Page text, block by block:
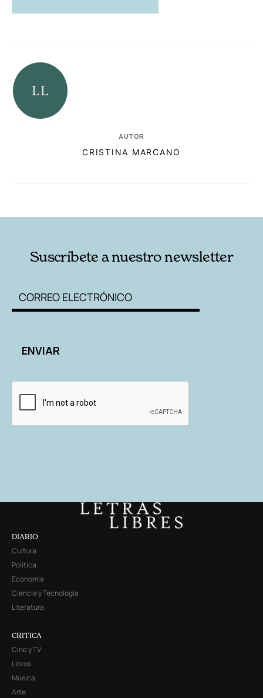
AUTOR
CRISTINA MARCANO
Suscríbete a nuestro newsletter
DIARIO
Cultura
Política
Economía
Ciencia y Tecnología
Literatura
CRITICA
Cine y TV
Libros
Música
Arte